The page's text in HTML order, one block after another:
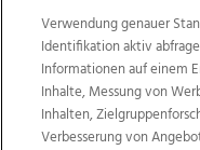
Weitere
TV1 di-mog-i.at
Life Radio
OÖN Karriere
Regionaljobs
Verwendung genauer
Identifikation aktiv
Informationen auf einem
Inhalte, Messung von
Inhalten,
Verbesserung von